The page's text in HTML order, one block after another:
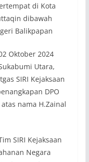
di Kota
dibawah
Balikpapan
Oktober 2024
Utara,
SIRI Kejaksaan
DPO
nama H.Zainal
SIRI Kejaksaan
Negara